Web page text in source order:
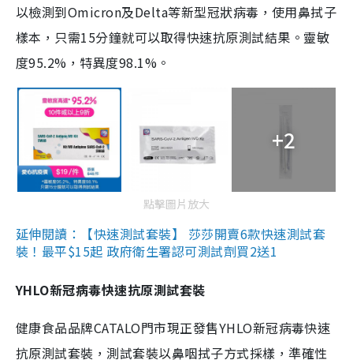
以檢測到Omicron及Delta等新型冠狀病毒，使用鼻拭子
樣本，只需15分鐘就可以取得快速抗原測試結果。靈敏
度95.2%，特異度98.1%。
+2
點擊圖片放大
延伸閱讀：【快速測試套裝】 莎莎開賣6款快速測試套
裝！最平$15起 政府衛生署認可測試劑買2送1
YHLO新冠病毒快速抗原測試套裝
健康食品品牌CATALO門市現正發售YHLO新冠病毒快速
抗原測試套裝，測試套裝以鼻咽拭子方式採樣，準確性